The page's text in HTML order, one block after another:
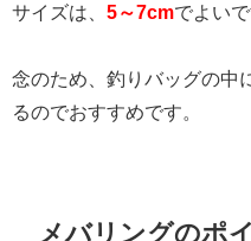
サイズは、 5～7cmでよいで
念のため、釣りバッグの中
るのでおすすめです。
メバリングのポ